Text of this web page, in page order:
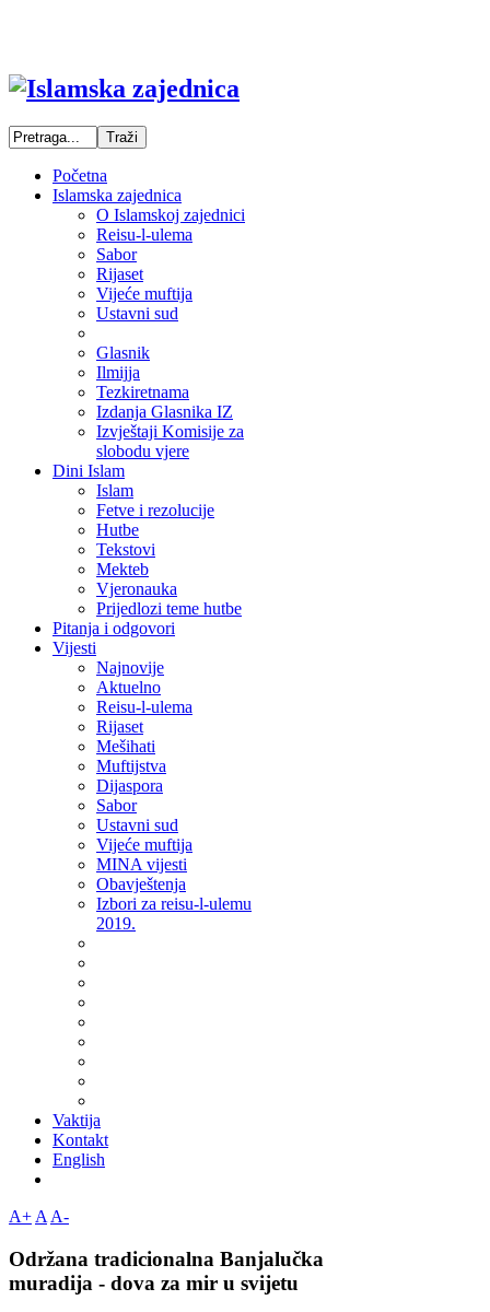
Početna
Islamska zajednica
O Islamskoj zajednici
Reisu-l-ulema
Sabor
Rijaset
Vijeće muftija
Ustavni sud
Glasnik
Ilmijja
Tezkiretnama
Izdanja Glasnika IZ
Izvještaji Komisije za
slobodu vjere
Dini Islam
Islam
Fetve i rezolucije
Hutbe
Tekstovi
Mekteb
Vjeronauka
Prijedlozi teme hutbe
Pitanja i odgovori
Vijesti
Najnovije
Aktuelno
Reisu-l-ulema
Rijaset
Mešihati
Muftijstva
Dijaspora
Sabor
Ustavni sud
Vijeće muftija
MINA vijesti
Obavještenja
Izbori za reisu-l-ulemu
2019.
Vaktija
Kontakt
English
A+ A A-
Održana tradicionalna Banjalučka
muradija - dova za mir u svijetu